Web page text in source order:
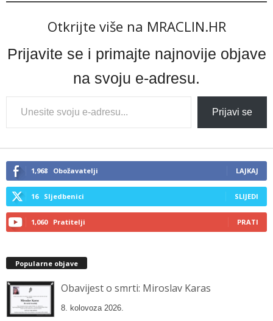
Otkrijte više na MRACLIN.HR
Prijavite se i primajte najnovije objave
na svoju e-adresu.
Type
your
email…
Prijavi se
1,968 Obožavatelji LAJKAJ
16 Sljedbenici SLIJEDI
1,060 Pratitelji PRATI
Popularne objave
Obavijest o smrti: Miroslav Karas
8. kolovoza 2026.